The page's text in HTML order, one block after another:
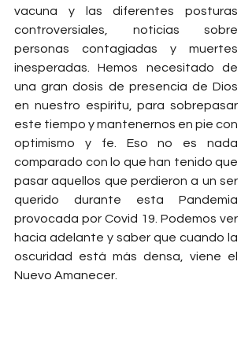
vacuna y las diferentes posturas
controversiales, noticias sobre
personas contagiadas y muertes
inesperadas. Hemos necesitado de
una gran dosis de presencia de Dios
en nuestro espíritu, para sobrepasar
este tiempo y mantenernos en pie con
optimismo y fe. Eso no es nada
comparado con lo que han tenido que
pasar aquellos que perdieron a un ser
querido durante esta Pandemia
provocada por Covid 19. Podemos ver
hacia adelante y saber que cuando la
oscuridad está más densa, viene el
Nuevo Amanecer.